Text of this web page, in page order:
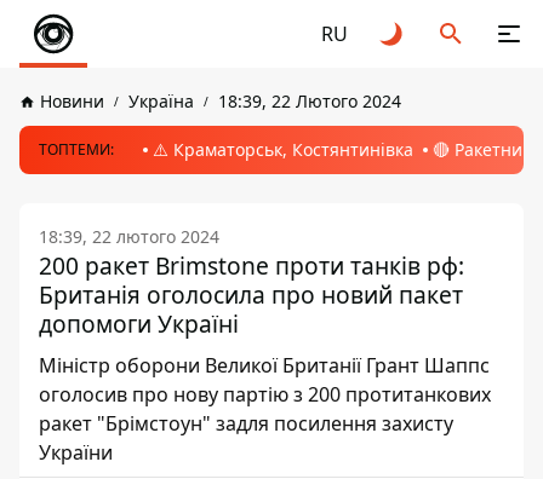
RU
Новини Україна 18:39, 22 Лютого 2024
ТОПТЕМИ: ⚠️ Краматорськ, Костянтинівка 🔴 Ракетний
18:39, 22 лютого 2024
200 ракет Brimstone проти танків рф:
Британія оголосила про новий пакет
допомоги Україні
Міністр оборони Великої Британії Грант Шаппс
оголосив про нову партію з 200 протитанкових
ракет "Брімстоун" задля посилення захисту
України